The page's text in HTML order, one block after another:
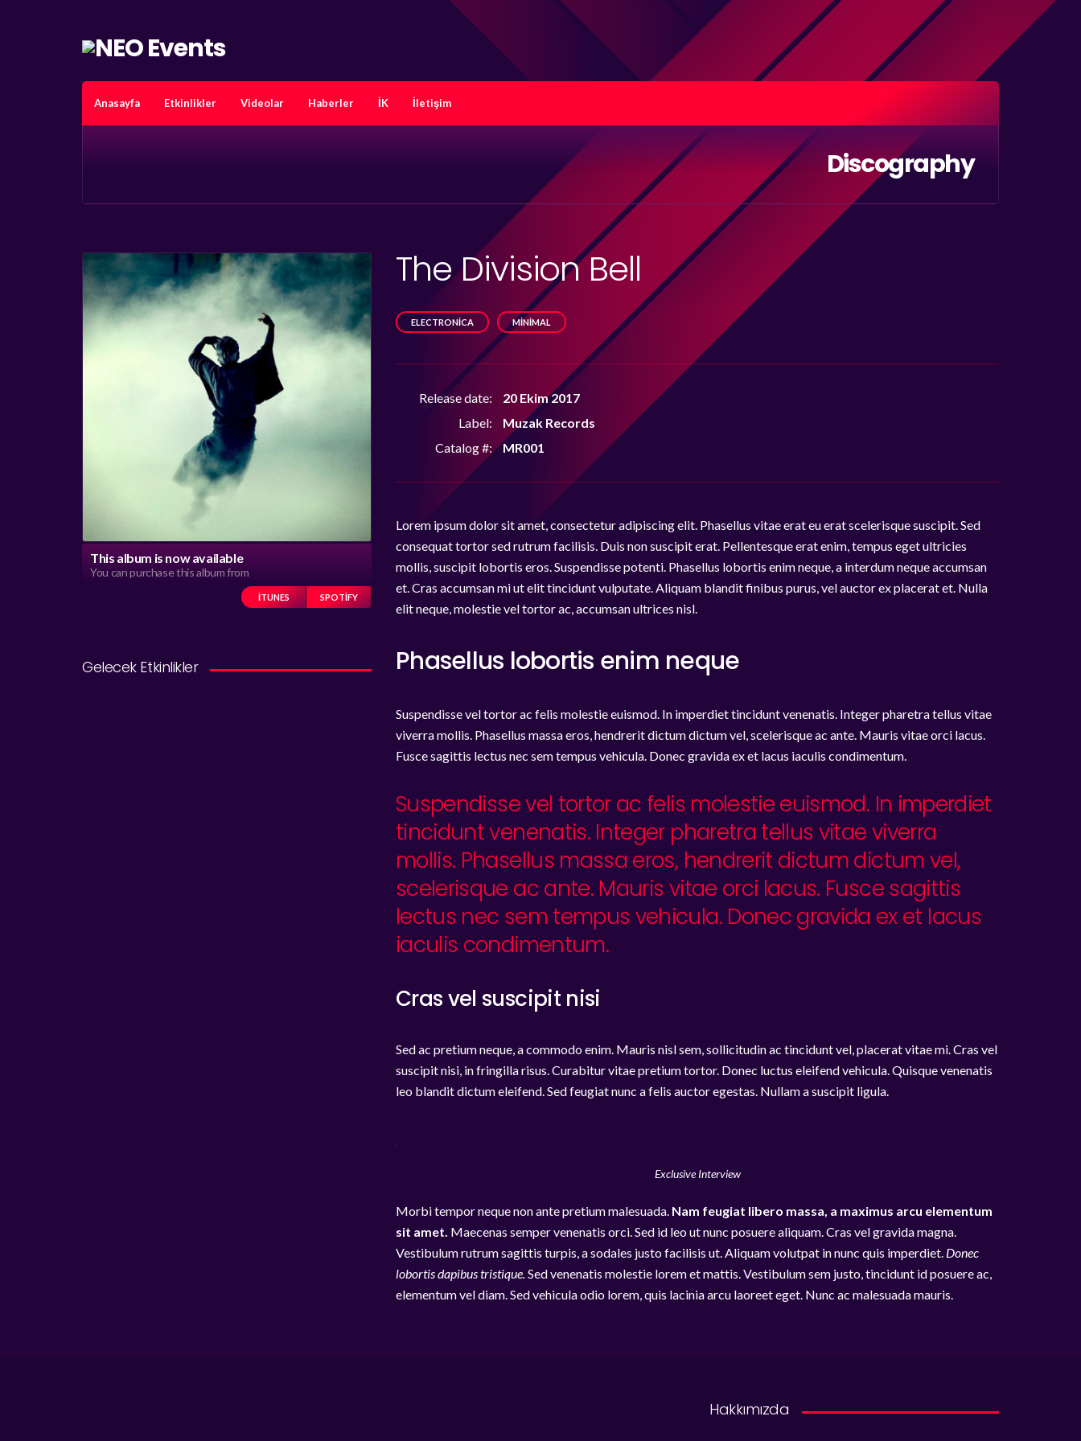
Anasayfa Etkinlikler Videolar Haberler İK İletişim
Discography
This album is now available
You can purchase this album from
ITUNES SPOTIFY
Gelecek Etkinlikler
The Division Bell
ELECTRONICA MINIMAL
Release date:
20 Ekim 2017
Label:
Muzak Records
Catalog #: MR001
Lorem ipsum dolor sit amet, consectetur adipiscing elit. Phasellus vitae erat eu erat scelerisque suscipit. Sed
consequat tortor sed rutrum facilisis. Duis non suscipit erat. Pellentesque erat enim, tempus eget ultricies
mollis, suscipit lobortis eros. Suspendisse potenti. Phasellus lobortis enim neque, a interdum neque accumsan
et. Cras accumsan mi ut elit tincidunt vulputate. Aliquam blandit finibus purus, vel auctor ex placerat et. Nulla
elit neque, molestie vel tortor ac, accumsan ultrices nisl.
Phasellus lobortis enim neque
Suspendisse vel tortor ac felis molestie euismod. In imperdiet tincidunt venenatis. Integer pharetra tellus vitae
viverra mollis. Phasellus massa eros, hendrerit dictum dictum vel, scelerisque ac ante. Mauris vitae orci lacus.
Fusce sagittis lectus nec sem tempus vehicula. Donec gravida ex et lacus iaculis condimentum.
Suspendisse vel tortor ac felis molestie euismod. In imperdiet
tincidunt venenatis. Integer pharetra tellus vitae viverra
mollis. Phasellus massa eros, hendrerit dictum dictum vel,
scelerisque ac ante. Mauris vitae orci lacus. Fusce sagittis
lectus nec sem tempus vehicula. Donec gravida ex et lacus
iaculis condimentum.
Cras vel suscipit nisi
Sed ac pretium neque, a commodo enim. Mauris nisl sem, sollicitudin ac tincidunt vel, placerat vitae mi. Cras vel
suscipit nisi, in fringilla risus. Curabitur vitae pretium tortor. Donec luctus eleifend vehicula. Quisque venenatis
leo blandit dictum eleifend. Sed feugiat nunc a felis auctor egestas. Nullam a suscipit ligula.
Exclusive Interview
Morbi tempor neque non ante pretium malesuada. Nam feugiat libero massa, a maximus arcu elementum
sit amet. Maecenas semper venenatis orci. Sed id leo ut nunc posuere aliquam. Cras vel gravida magna.
Vestibulum rutrum sagittis turpis, a sodales justo facilisis ut. Aliquam volutpat in nunc quis imperdiet. Donec
lobortis dapibus tristique.Sed venenatis molestie lorem et mattis. Vestibulum sem justo, tincidunt id posuere ac,
elementum vel diam. Sed vehicula odio lorem, quis lacinia arcu laoreet eget. Nunc ac malesuada mauris.
Hakkımızda